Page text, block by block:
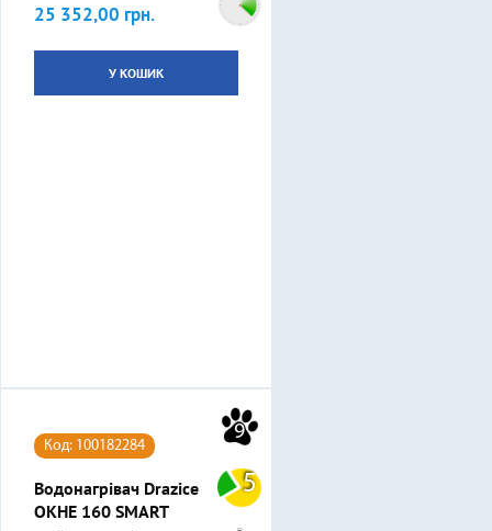
Ціна
25 352,00 грн.
У КОШИК
9
5
Код: 100182284
Водонагрівач Drazice
OKHE 160 SMART